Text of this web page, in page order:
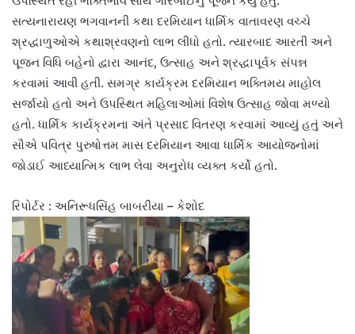
સત્યનારાયણ ભગવાનની કથા દરમિયાન ધાર્મિક વાતાવરણ વચ્ચે
શ્રદ્ધાળુઓએ કથાશ્રવણનો લાભ લીધો હતો. ત્યારબાદ આરતી અને
પૂજન વિધિ બહેનો દ્વારા આનંદ, ઉત્સાહ અને શ્રદ્ધાપૂર્વક સંપન્ન
કરવામાં આવી હતી. સમગ્ર કાર્યક્રમ દરમિયાન ભક્તિમય માહોલ
સર્જાયો હતો અને ઉપસ્થિત મહિલાઓમાં વિશેષ ઉત્સાહ જોવા મળ્યો
હતો. ધાર્મિક કાર્યક્રમના અંતે પ્રસાદ વિતરણ કરવામાં આવ્યું હતું અને
સૌએ પવિત્ર પુરુષોત્તમ માસ દરમિયાન આવા ધાર્મિક આયોજનોમાં
જોડાઈ આધ્યાત્મિક લાભ લેવા અનુરોધ વ્યક્ત કર્યો હતો.
રિપોર્ટર : અનિરૂધસિંહ બાબરીયા – કેશોદ